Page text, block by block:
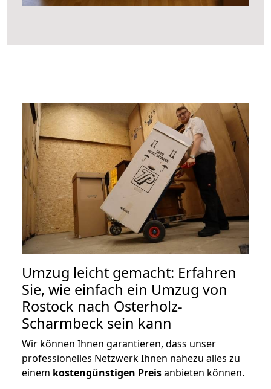
Umzug leicht gemacht: Erfahren
Sie, wie einfach ein Umzug von
Rostock nach Osterholz-
Scharmbeck sein kann
Wir können Ihnen garantieren, dass unser
professionelles Netzwerk Ihnen nahezu alles zu
einem kostengünstigen Preisanbieten können.